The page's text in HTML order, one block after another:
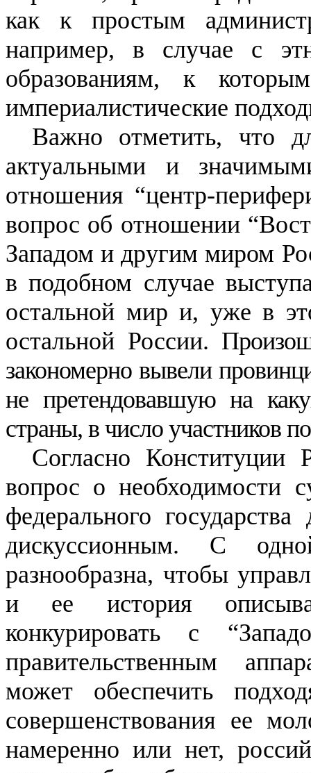
как к простым
например, в случае с
образованиям, к
империалистические
Важно отметить, что
актуальными и
отношения “центр-
вопрос об отношении
Западом и другим миром
в подобном случае
остальной мир и, уже в
остальной России.
закономерно вывели
не претендовавшую на
страны, в число участников
Согласно Конституции
вопрос о необходимости
федерального
дискуссионным. С
разнообразна, чтобы
и ее история
конкурировать с
правительственным
может обеспечить
совершенствования ее
намеренно или нет,